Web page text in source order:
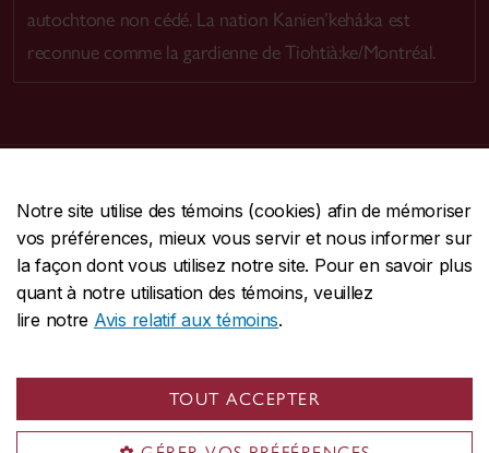
Notre site utilise des témoins (cookies) afin de mémoriser
vos préférences, mieux vous servir et nous informer sur
la façon dont vous utilisez notre site. Pour en savoir plus
quant à notre utilisation des témoins, veuillez
lire notre Avis relatif aux témoins.
TOUT ACCEPTER
autochtone non cédé. La nation Kanien’kehá:ka est
reconnue comme la gardienne de Tiohtià:ke/Montréal.
URGENCE514-848-3717
Protection et prévention | Accessibilité |
Confidentialité | Conditions d'utilisation |
| Nous joindre |
© Université Concordia. Montréal, QC, Canada